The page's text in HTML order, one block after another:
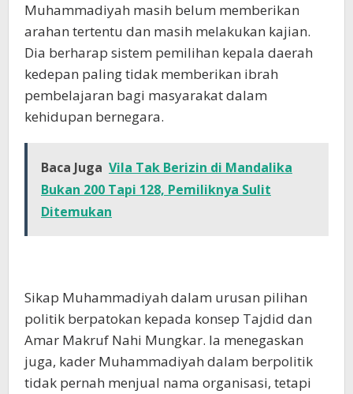
Muhammadiyah masih belum memberikan
arahan tertentu dan masih melakukan kajian.
Dia berharap sistem pemilihan kepala daerah
kedepan paling tidak memberikan ibrah
pembelajaran bagi masyarakat dalam
kehidupan bernegara.
Baca Juga Vila Tak Berizin di Mandalika
Bukan 200 Tapi 128, Pemiliknya Sulit
Ditemukan
Sikap Muhammadiyah dalam urusan pilihan
politik berpatokan kepada konsep Tajdid dan
Amar Makruf Nahi Mungkar. Ia menegaskan
juga, kader Muhammadiyah dalam berpolitik
tidak pernah menjual nama organisasi, tetapi